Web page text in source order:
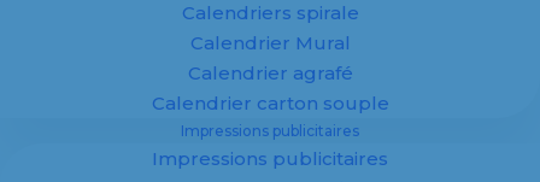
Calendriers spirale
Calendrier Mural
Calendrier agrafé
Calendrier carton souple
Impressions publicitaires
Impressions publicitaires
Objets
publicitaires